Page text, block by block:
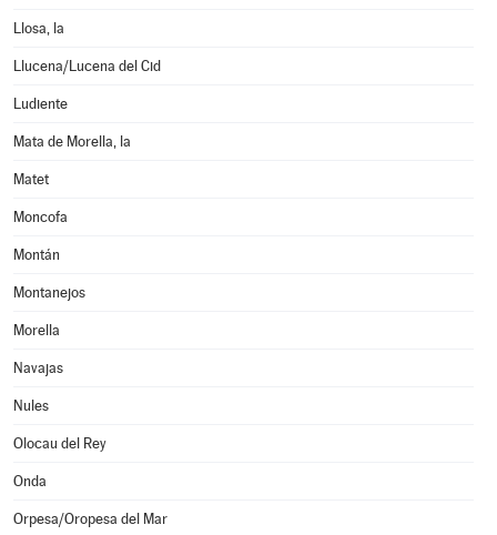
Llosa, la
Llucena/Lucena del Cid
Ludiente
Mata de Morella, la
Matet
Moncofa
Montán
Montanejos
Morella
Navajas
Nules
Olocau del Rey
Onda
Orpesa/Oropesa del Mar